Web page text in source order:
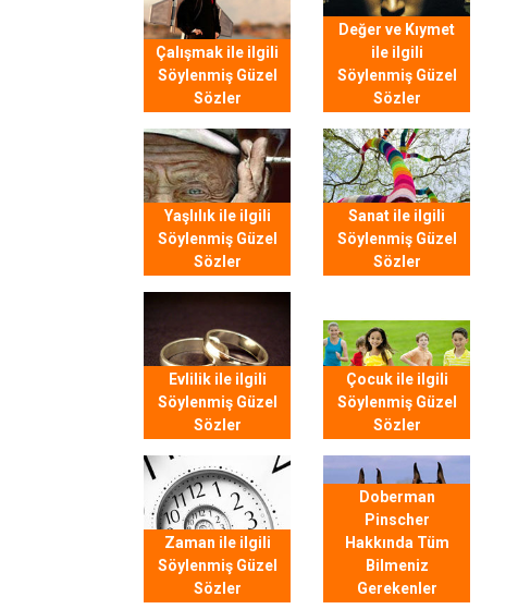
Çalışmak ile ilgili
Söylenmiş Güzel
Sözler
Değer ve Kıymet
ile ilgili
Söylenmiş Güzel
Sözler
Yaşlılık ile ilgili
Söylenmiş Güzel
Sözler
Sanat ile ilgili
Söylenmiş Güzel
Sözler
Evlilik ile ilgili
Söylenmiş Güzel
Sözler
Çocuk ile ilgili
Söylenmiş Güzel
Sözler
Zaman ile ilgili
Söylenmiş Güzel
Sözler
Doberman
Pinscher
Hakkında Tüm
Bilmeniz
Gerekenler